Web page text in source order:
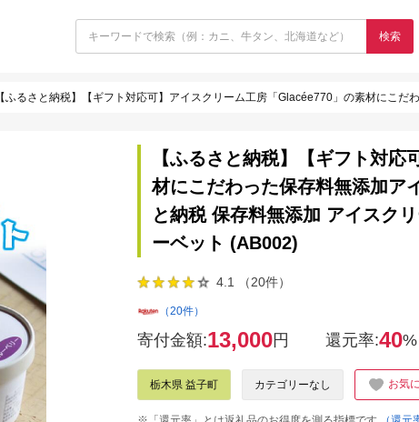
検索
【ふるさと納税】【ギフト対応可】アイスクリーム工房「Glacée770」の素材にこだわった保存料無添加アイスクリームセット｜
【ふるさと納税】【ギフト対
材にこだわった保存料無添加ア
と納税 保存料無添加 アイスク
ーベット (AB002)
4.1 （20件）
（20件）
寄付金額:13,000円 還元率:40%
栃木県 益子町 カテゴリーなし お気